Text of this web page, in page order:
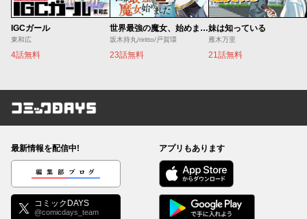
IGCガール
東和広
4話無料
世界最強の魔女、始めました ～私だけ『攻略サイト』を見れる世界で自由に生きます～
坂木持丸/riritto/戸賀環
23話無料
妹は知っている
雁木万里
21話無料
コミックDAYS
最新情報を配信中!
編集部ブログ
コミックDAYS
@comicdays_team
アプリもあります